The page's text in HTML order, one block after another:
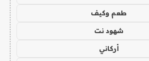
طعم وكيف
شهود نت
أركاني